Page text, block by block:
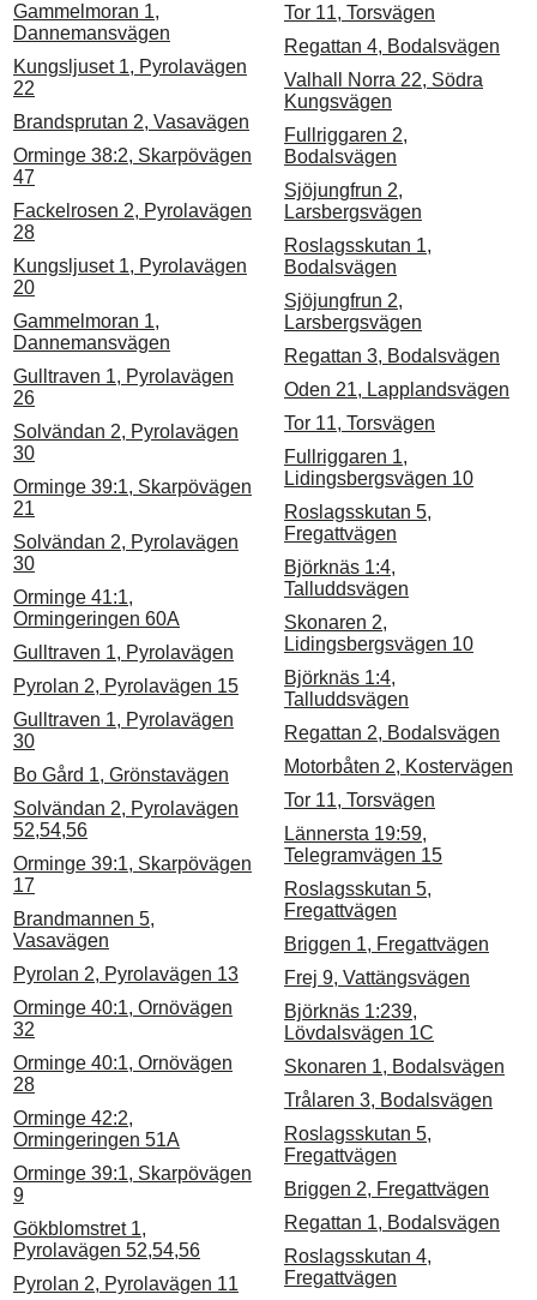
Gammelmoran 1,
Dannemansvägen
Kungsljuset 1, Pyrolavägen
22
Brandsprutan 2, Vasavägen
Orminge 38:2, Skarpövägen
47
Fackelrosen 2, Pyrolavägen
28
Kungsljuset 1, Pyrolavägen
20
Gammelmoran 1,
Dannemansvägen
Gulltraven 1, Pyrolavägen
26
Solvändan 2, Pyrolavägen
30
Orminge 39:1, Skarpövägen
21
Solvändan 2, Pyrolavägen
30
Orminge 41:1,
Ormingeringen 60A
Gulltraven 1, Pyrolavägen
Pyrolan 2, Pyrolavägen 15
Gulltraven 1, Pyrolavägen
30
Bo Gård 1, Grönstavägen
Solvändan 2, Pyrolavägen
52,54,56
Orminge 39:1, Skarpövägen
17
Brandmannen 5,
Vasavägen
Pyrolan 2, Pyrolavägen 13
Orminge 40:1, Ornövägen
32
Orminge 40:1, Ornövägen
28
Orminge 42:2,
Ormingeringen 51A
Orminge 39:1, Skarpövägen
9
Gökblomstret 1,
Pyrolavägen 52,54,56
Pyrolan 2, Pyrolavägen 11
Tor 11, Torsvägen
Regattan 4, Bodalsvägen
Valhall Norra 22, Södra
Kungsvägen
Fullriggaren 2,
Bodalsvägen
Sjöjungfrun 2,
Larsbergsvägen
Roslagsskutan 1,
Bodalsvägen
Sjöjungfrun 2,
Larsbergsvägen
Regattan 3, Bodalsvägen
Oden 21, Lapplandsvägen
Tor 11, Torsvägen
Fullriggaren 1,
Lidingsbergsvägen 10
Roslagsskutan 5,
Fregattvägen
Björknäs 1:4,
Talluddsvägen
Skonaren 2,
Lidingsbergsvägen 10
Björknäs 1:4,
Talluddsvägen
Regattan 2, Bodalsvägen
Motorbåten 2, Kostervägen
Tor 11, Torsvägen
Lännersta 19:59,
Telegramvägen 15
Roslagsskutan 5,
Fregattvägen
Briggen 1, Fregattvägen
Frej 9, Vattängsvägen
Björknäs 1:239,
Lövdalsvägen 1C
Skonaren 1, Bodalsvägen
Trålaren 3, Bodalsvägen
Roslagsskutan 5,
Fregattvägen
Briggen 2, Fregattvägen
Regattan 1, Bodalsvägen
Roslagsskutan 4,
Fregattvägen